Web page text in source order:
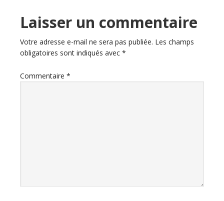
Laisser un commentaire
Votre adresse e-mail ne sera pas publiée. Les champs
obligatoires sont indiqués avec *
Commentaire *